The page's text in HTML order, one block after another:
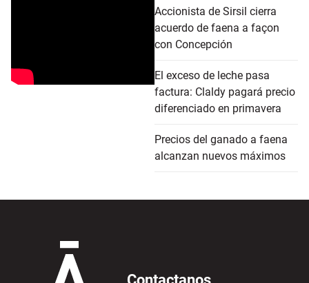
Accionista de Sirsil cierra
acuerdo de faena a façon
con Concepción
El exceso de leche pasa
factura: Claldy pagará precio
diferenciado en primavera
Precios del ganado a faena
alcanzan nuevos máximos